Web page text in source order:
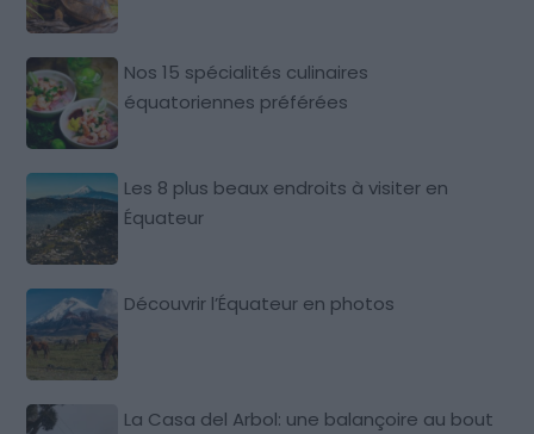
Nos 15 spécialités culinaires
équatoriennes préférées
Les 8 plus beaux endroits à visiter en
Équateur
Découvrir l’Équateur en photos
La Casa del Arbol: une balançoire au bout